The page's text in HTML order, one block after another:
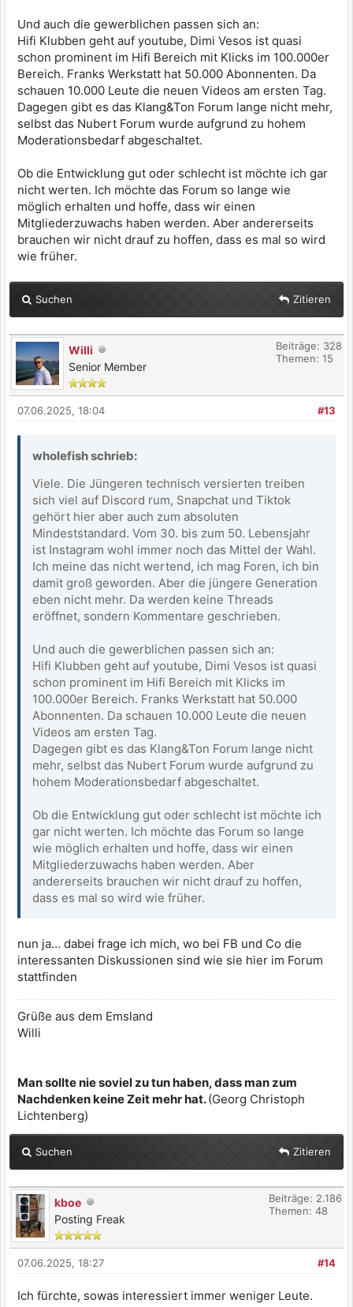
Und auch die gewerblichen passen sich an:
Hifi Klubben geht auf youtube, Dimi Vesos ist quasi
schon prominent im Hifi Bereich mit Klicks im 100.000er
Bereich. Franks Werkstatt hat 50.000 Abonnenten. Da
schauen 10.000 Leute die neuen Videos am ersten Tag.
Dagegen gibt es das Klang&Ton Forum lange nicht mehr,
selbst das Nubert Forum wurde aufgrund zu hohem
Moderationsbedarf abgeschaltet.
Ob die Entwicklung gut oder schlecht ist möchte ich gar
nicht werten. Ich möchte das Forum so lange wie
möglich erhalten und hoffe, dass wir einen
Mitgliederzuwachs haben werden. Aber andererseits
brauchen wir nicht drauf zu hoffen, dass es mal so wird
wie früher.
Suchen Zitieren
Willi
Senior Member
Beiträge: 328
Themen: 15
#13
07.06.2025, 18:04
wholefish schrieb:
Viele. Die Jüngeren technisch versierten treiben
sich viel auf Discord rum, Snapchat und Tiktok
gehört hier aber auch zum absoluten
Mindeststandard. Vom 30. bis zum 50. Lebensjahr
ist Instagram wohl immer noch das Mittel der Wahl.
Ich meine das nicht wertend, ich mag Foren, ich bin
damit groß geworden. Aber die jüngere Generation
eben nicht mehr. Da werden keine Threads
eröffnet, sondern Kommentare geschrieben.
Und auch die gewerblichen passen sich an:
Hifi Klubben geht auf youtube, Dimi Vesos ist quasi
schon prominent im Hifi Bereich mit Klicks im
100.000er Bereich. Franks Werkstatt hat 50.000
Abonnenten. Da schauen 10.000 Leute die neuen
Videos am ersten Tag.
Dagegen gibt es das Klang&Ton Forum lange nicht
mehr, selbst das Nubert Forum wurde aufgrund zu
hohem Moderationsbedarf abgeschaltet.
Ob die Entwicklung gut oder schlecht ist möchte ich
gar nicht werten. Ich möchte das Forum so lange
wie möglich erhalten und hoffe, dass wir einen
Mitgliederzuwachs haben werden. Aber
andererseits brauchen wir nicht drauf zu hoffen,
dass es mal so wird wie früher.
nun ja… dabei frage ich mich, wo bei FB und Co die
interessanten Diskussionen sind wie sie hier im Forum
stattfinden
Grüße aus dem Emsland
Willi
Man sollte nie soviel zu tun haben, dass man zum
Nachdenken keine Zeit mehr hat.​(Georg Christoph
Lichtenberg)
Suchen Zitieren
kboe
Posting Freak
Beiträge: 2.186
Themen: 48
#14
07.06.2025, 18:27
Ich fürchte, sowas interessiert immer weniger Leute.